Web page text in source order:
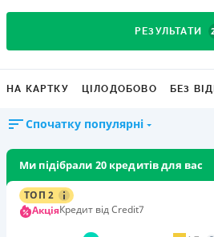
РЕЗУЛЬТАТИ
НА КАРТКУ ЦІЛОДОБОВО БЕЗ
Спочатку популярні
Ми підібрали 20 кредитів для вас
ТОП 2
АкціяКредит від Credit7